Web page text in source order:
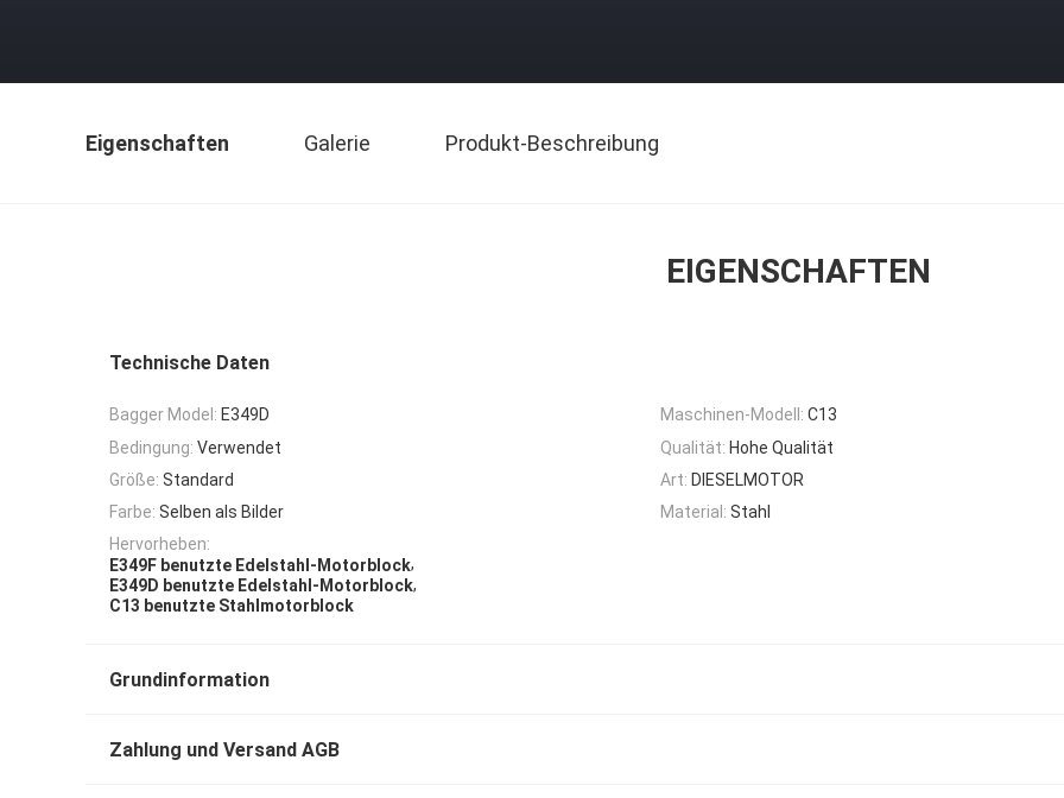
Eigenschaften Galerie Produkt-Beschreibung
EIGENSCHAFTEN
Technische Daten
Bagger Model: E349D Maschinen-Modell: C13
Bedingung: Verwendet Qualität: Hohe Qualität
Größe: Standard Art: DIESELMOTOR
Farbe: Selben als Bilder Material: Stahl
Hervorheben:
E349F benutzte Edelstahl-Motorblock,
E349D benutzte Edelstahl-Motorblock,
C13 benutzte Stahlmotorblock
Grundinformation
Zahlung und Versand AGB